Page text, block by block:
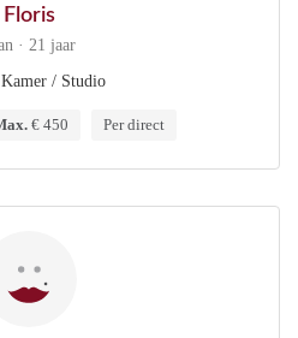
Floris
· 21 jaar
/ Studio
€ 450 Per direct